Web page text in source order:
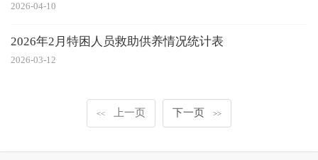
2026-04-10
2026年2月特困人员救助供养情况统计表
2026-03-12
<< 上一页 下一页 >>